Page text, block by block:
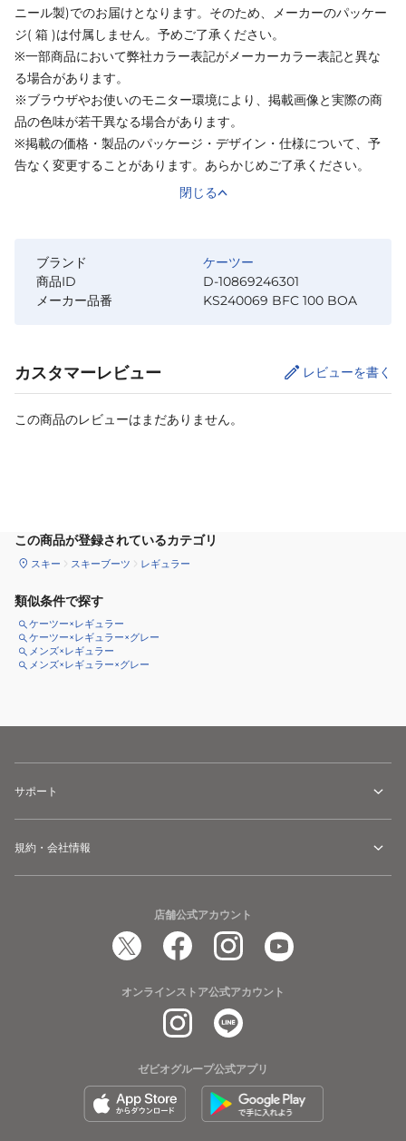
ニール製)でのお届けとなります。そのため、メーカーのパッケー
ジ( 箱 )は付属しません。予めご了承ください。
※一部商品において弊社カラー表記がメーカーカラー表記と異な
る場合があります。
※ブラウザやお使いのモニター環境により、掲載画像と実際の商
品の色味が若干異なる場合があります。
※掲載の価格・製品のパッケージ・デザイン・仕様について、予
告なく変更することがあります。あらかじめご了承ください。
閉じる
ブランド
ケーツー
商品ID
D-10869246301
メーカー品番
KS240069 BFC 100 BOA
カスタマーレビュー レビューを書く
この商品のレビューはまだありません。
この商品が登録されているカテゴリ
スキー スキーブーツ レギュラー
類似条件で探す
ケーツー×レギュラー
ケーツー×レギュラー×グレー
メンズ×レギュラー
メンズ×レギュラー×グレー
サポート
規約・会社情報
店舗公式アカウント
オンラインストア公式アカウント
ゼビオグループ公式アプリ